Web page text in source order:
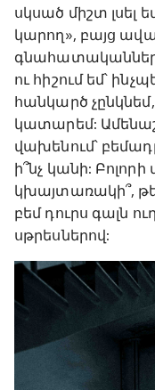
սկսած միշտ լսել
կարող», բայց
ու հիշում եմ՝
հանկարծ
կատարեմ:
վախենում՝
ի՞նչ կանի:
կխայտառակի՞,
բեմ դուրս գալն
սթրեսներով: